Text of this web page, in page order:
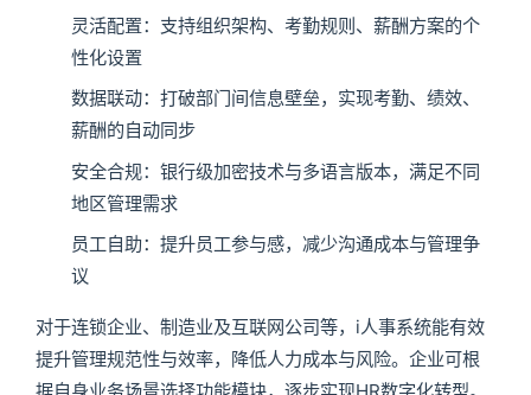
灵活配置：支持组织架构、考勤规则、薪酬方案的个
性化设置
数据联动：打破部门间信息壁垒，实现考勤、绩效、
薪酬的自动同步
安全合规：银行级加密技术与多语言版本，满足不同
地区管理需求
员工自助：提升员工参与感，减少沟通成本与管理争
议
对于连锁企业、制造业及互联网公司等，i人事系统能有效
提升管理规范性与效率，降低人力成本与风险。企业可根
据自身业务场景选择功能模块，逐步实现HR数字化转型。